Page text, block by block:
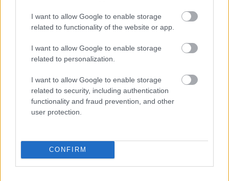
I want to allow Google to enable storage
related to functionality of the website or app.
I want to allow Google to enable storage
related to personalization.
I want to allow Google to enable storage
related to security, including authentication
functionality and fraud prevention, and other
user protection.
CONFIRM
Comisionul de garantare este singurul cost
suportat de firmă pentru garanția FNGCIMM
și depinde de tipul garanției și de
Comisionul se plătește anual, pe toată
durata garanției, și se calculează ca procent
la valoarea garanției, pentru credite